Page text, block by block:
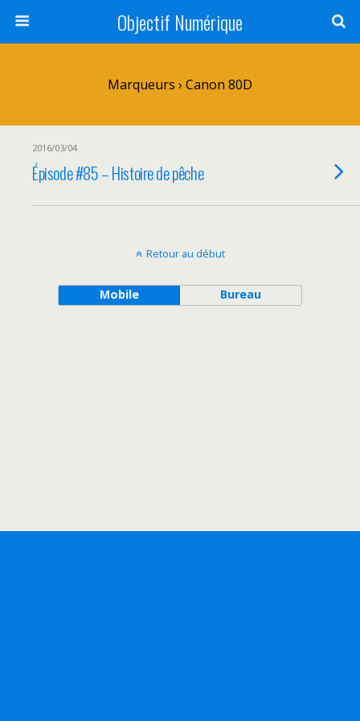
Objectif Numérique
Marqueurs › Canon 80D
2016/03/04
Épisode #85 – Histoire de pêche
Retour au début
Mobile Bureau